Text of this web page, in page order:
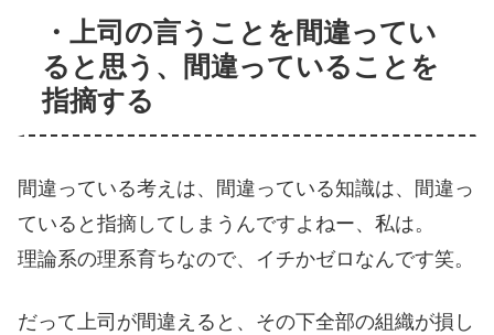
・上司の言うことを間違ってい
ると思う、間違っていることを
指摘する
間違っている考えは、間違っている知識は、間違っ
ていると指摘してしまうんですよねー、私は。
理論系の理系育ちなので、イチかゼロなんです笑。
だって上司が間違えると、その下全部の組織が損し